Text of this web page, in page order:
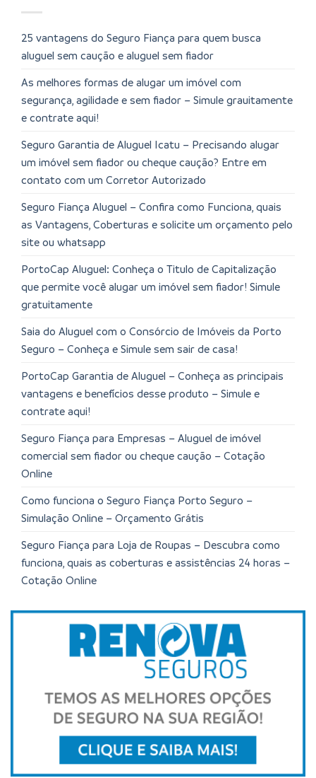
25 vantagens do Seguro Fiança para quem busca
aluguel sem caução e aluguel sem fiador
As melhores formas de alugar um imóvel com
segurança, agilidade e sem fiador – Simule grauitamente
e contrate aqui!
Seguro Garantia de Aluguel Icatu – Precisando alugar
um imóvel sem fiador ou cheque caução? Entre em
contato com um Corretor Autorizado
Seguro Fiança Aluguel – Confira como Funciona, quais
as Vantagens, Coberturas e solicite um orçamento pelo
site ou whatsapp
PortoCap Aluguel: Conheça o Titulo de Capitalização
que permite você alugar um imóvel sem fiador! Simule
gratuitamente
Saia do Aluguel com o Consórcio de Imóveis da Porto
Seguro – Conheça e Simule sem sair de casa!
PortoCap Garantia de Aluguel – Conheça as principais
vantagens e benefícios desse produto – Simule e
contrate aqui!
Seguro Fiança para Empresas – Aluguel de imóvel
comercial sem fiador ou cheque caução – Cotação
Online
Como funciona o Seguro Fiança Porto Seguro –
Simulação Online – Orçamento Grátis
Seguro Fiança para Loja de Roupas – Descubra como
funciona, quais as coberturas e assistências 24 horas –
Cotação Online